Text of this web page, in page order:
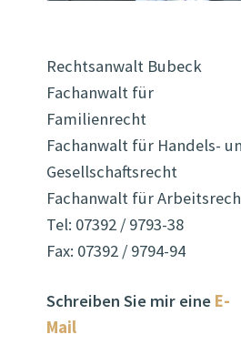
Rechtsanwalt Bubeck
Fachanwalt für
Familienrecht
Fachanwalt für Handels-
Gesellschaftsrecht
Fachanwalt für
Tel: 07392 / 9793-38
Fax: 07392 / 9794-94
Schreiben Sie mir eine E-
Mail